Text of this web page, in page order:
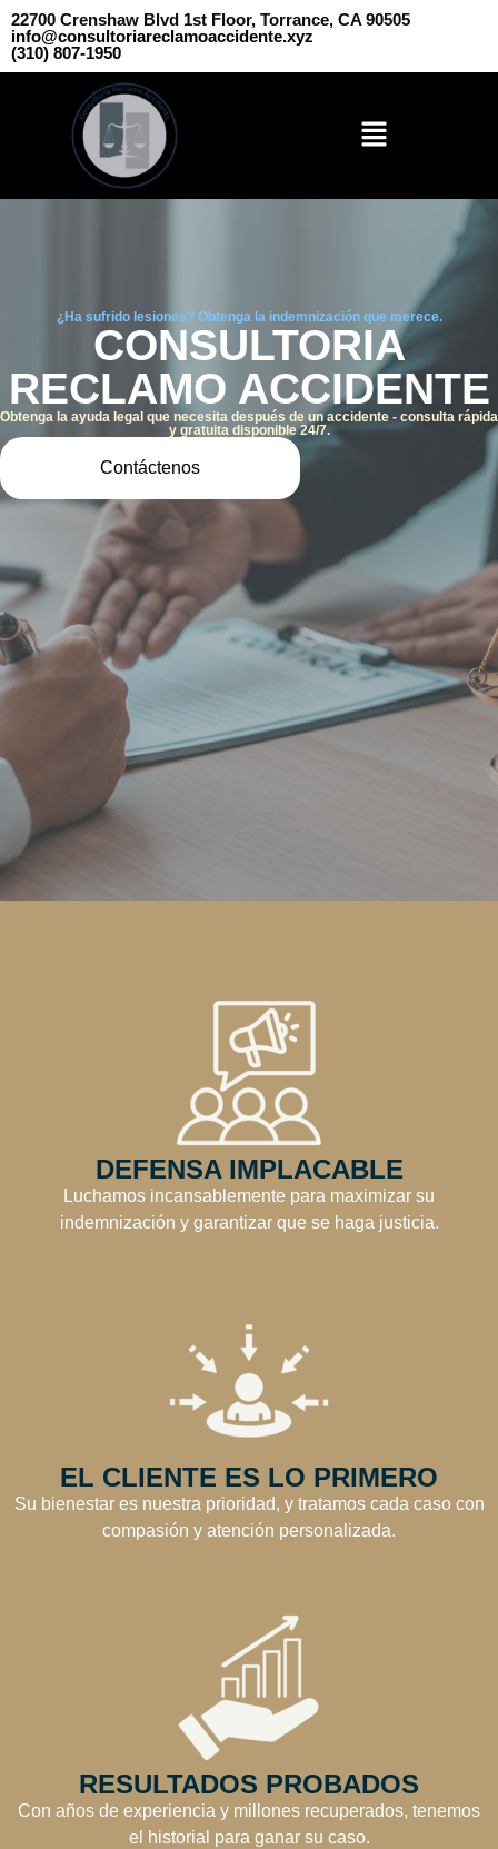
22700 Crenshaw Blvd 1st Floor, Torrance, CA 90505
info@consultoriareclamoaccidente.xyz
(310) 807-1950
¿Ha sufrido lesiones? Obtenga la indemnización que merece.
CONSULTORIA
RECLAMO ACCIDENTE
Obtenga la ayuda legal que necesita después de un accidente - consulta rápida
y gratuita disponible 24/7.
Contáctenos
DEFENSA IMPLACABLE
Luchamos incansablemente para maximizar su
indemnización y garantizar que se haga justicia.
EL CLIENTE ES LO PRIMERO
Su bienestar es nuestra prioridad, y tratamos cada caso con
compasión y atención personalizada.
RESULTADOS PROBADOS
Con años de experiencia y millones recuperados, tenemos
el historial para ganar su caso.